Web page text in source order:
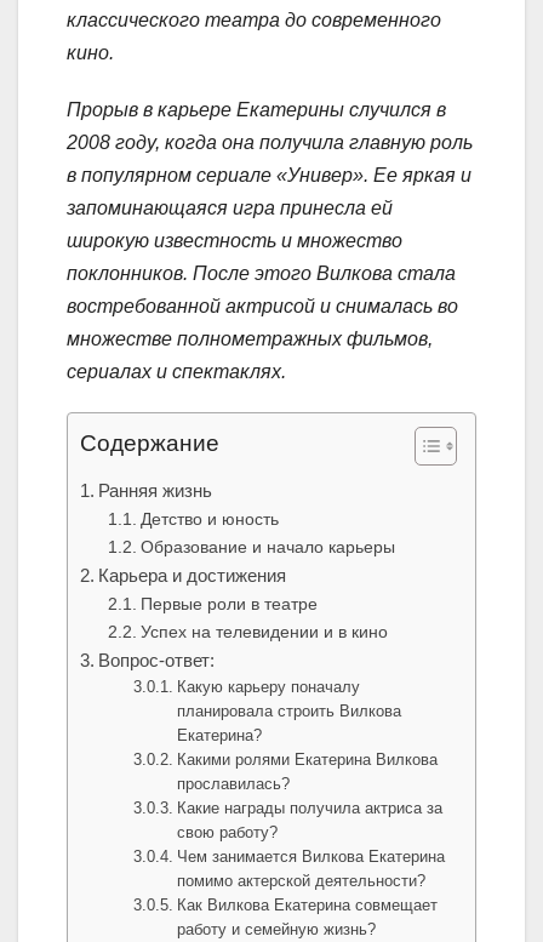
классического театра до современного
кино.
Прорыв в карьере Екатерины случился в
2008 году, когда она получила главную роль
в популярном сериале «Универ». Ее яркая и
запоминающаяся игра принесла ей
широкую известность и множество
поклонников. После этого Вилкова стала
востребованной актрисой и снималась во
множестве полнометражных фильмов,
сериалах и спектаклях.
Содержание
Ранняя жизнь
Детство и юность
Образование и начало карьеры
Карьера и достижения
Первые роли в театре
Успех на телевидении и в кино
Вопрос-ответ:
Какую карьеру поначалу
планировала строить Вилкова
Екатерина?
Какими ролями Екатерина Вилкова
прославилась?
Какие награды получила актриса за
свою работу?
Чем занимается Вилкова Екатерина
помимо актерской деятельности?
Как Вилкова Екатерина совмещает
работу и семейную жизнь?